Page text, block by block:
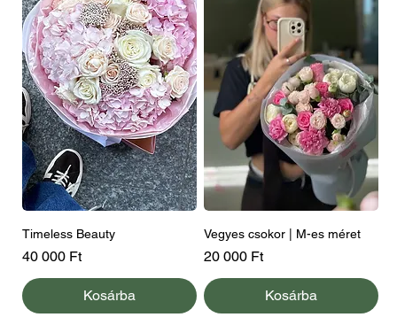
Timeless Beauty
Ár
40 000 Ft
Kosárba
Vegyes csokor | M-es méret
Ár
20 000 Ft
Kosárba